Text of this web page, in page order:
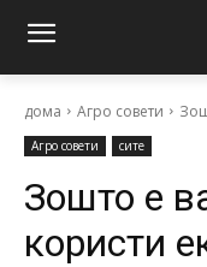
дома Агро совети
Агро совети сите
Зошто е
користи